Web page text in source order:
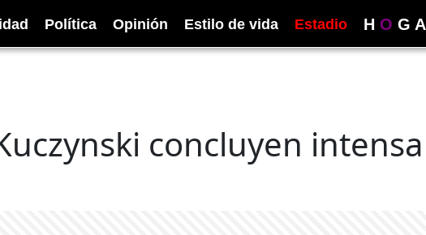
Política Opinión Estilo de vida Estadio H O G A
concluyen intensa